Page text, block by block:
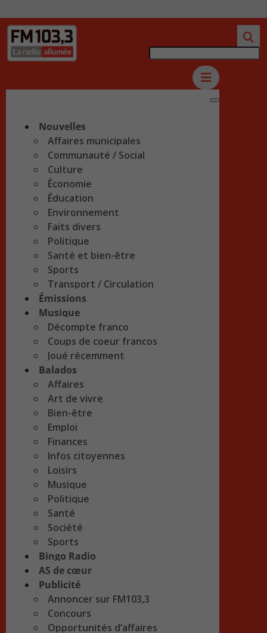
Nouvelles
Affaires municipales
Communauté / Social
Culture
Économie
Éducation
Environnement
Faits divers
Politique
Santé et bien-être
Sports
Transport / Circulation
Émissions
Musique
Décompte franco
Coups de coeur francos
Joué récemment
Balados
Affaires
Art de vivre
Bien-être
Emploi
Finances
Infos citoyennes
Loisirs
Musique
Politique
Santé
Société
Sports
Bingo Radio
AS de cœur
Publicité
Annoncer sur FM103,3
Concours
Opportunités d’affaires